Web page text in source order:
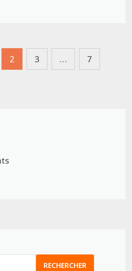
2 3 … 7
RECHERCHER